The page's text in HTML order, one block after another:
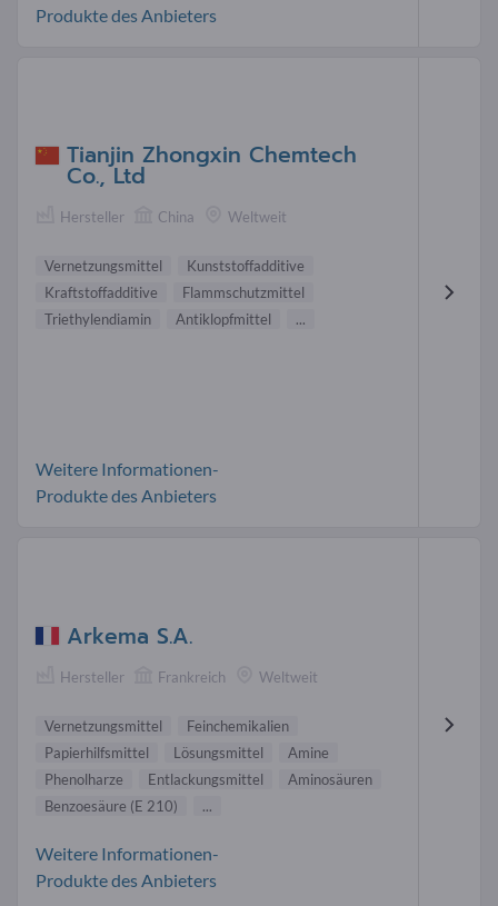
Produkte des Anbieters
Tianjin Zhongxin Chemtech
Co., Ltd
Hersteller China Weltweit
Vernetzungsmittel
Kunststoffadditive
Kraftstoffadditive
Flammschutzmittel
Triethylendiamin
Antiklopfmittel ...
Weitere Informationen-
Produkte des Anbieters
Arkema S.A.
Hersteller Frankreich Weltweit
Vernetzungsmittel
Feinchemikalien
Papierhilfsmittel
Lösungsmittel
Amine
Phenolharze
Entlackungsmittel
Aminosäuren
Benzoesäure (E 210)
...
Weitere Informationen-
Produkte des Anbieters